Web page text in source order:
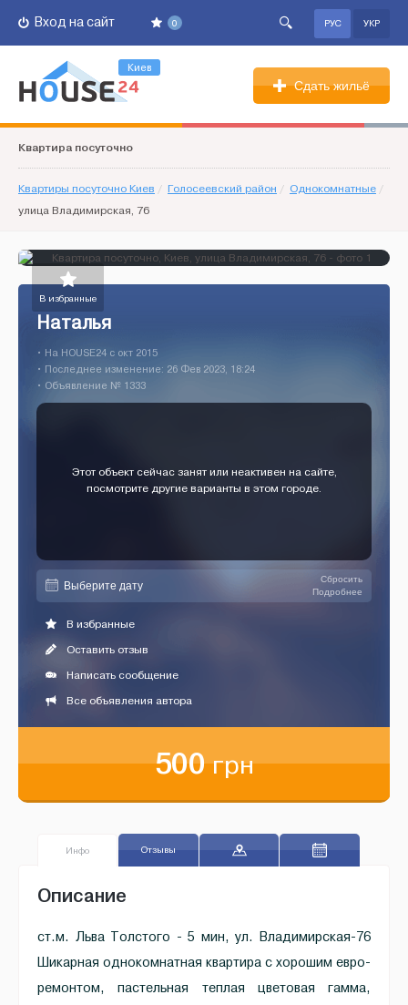
0
Вход на сайт РУС УКР
Киев
Сдать жильё
Квартира посуточно
Квартиры посуточно Киев / Голосеевский район / Однокомнатные /
улица Владимирская, 76
В избранные
Наталья
• На HOUSE24 c окт 2015
• Последнее изменение: 26 Фев 2023, 18:24
• Объявление № 1333
Этот объект сейчас занят или неактивен на сайте,
посмотрите другие варианты в этом городе.
Сбросить
Подробнее
В избранные
Оставить отзыв
Написать сообщение
Все объявления автора
500грн
Инфо Отзывы
Описание
ст.м. Льва Толстого - 5 мин, ул. Владимирская-76
Шикарная однокомнатная квартира с хорошим евро-
ремонтом, пастельная теплая цветовая гамма,